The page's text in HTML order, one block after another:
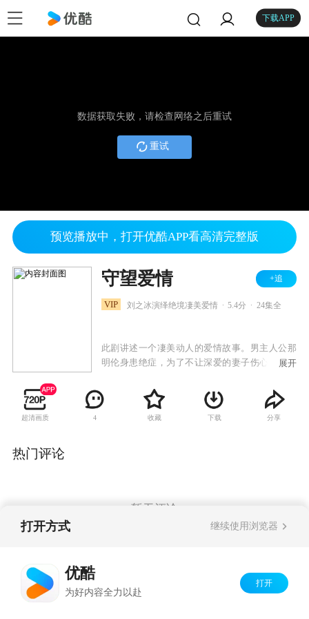
下载APP
数据获取失败，请检查网络之后重试
重试
预览播放中，打开优酷APP看高清完整版
守望爱情 +追
VIP 刘之冰演绎绝境凄美爱情 5.4分 24集全
此剧讲述一个凄美动人的爱情故事。男主人公那
明伦身患绝症，为了不让深爱的妻子伤心而隐瞒
扮演的“苏北”一角的暧昧态度，以达到刺激妻子
与之离婚的目的。然而事态的发展却出乎所有人
展开
超清画质 4 收藏 下载 分享
热门评论
暂无评论
打开方式 继续使用浏览器
优酷
为好内容全力以赴
打开